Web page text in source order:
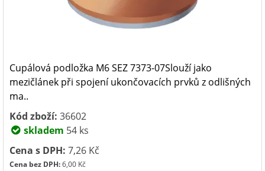
Cupálová podložka M6 SEZ 7373-07Slouží jako
mezičlánek při spojení ukončovacích prvků z odlišných
ma..
Kód zboží: 36602
skladem 54 ks
Cena s DPH: 7,26 Kč
Cena bez DPH:6,00 Kč